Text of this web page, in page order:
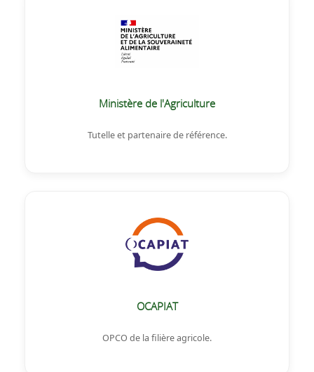
Ministère de l'Agriculture
Tutelle et partenaire de référence.
OCAPIAT
OPCO de la filière agricole.